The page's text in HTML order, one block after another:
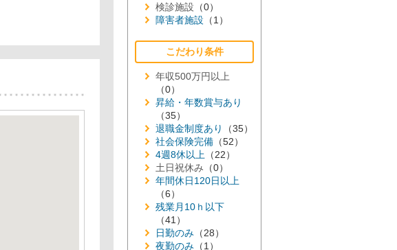
検診施設 （0）
障害者施設 （1）
こだわり条件
年収500万円以上
（0）
昇給・年数賞与あり
（35）
退職金制度あり
（35）
社会保険完備 （52）
4週8休以上 （22）
土日祝休み （0）
年間休日120日以上
（6）
残業月10ｈ以下
（41）
日勤のみ （28）
夜勤のみ （1）